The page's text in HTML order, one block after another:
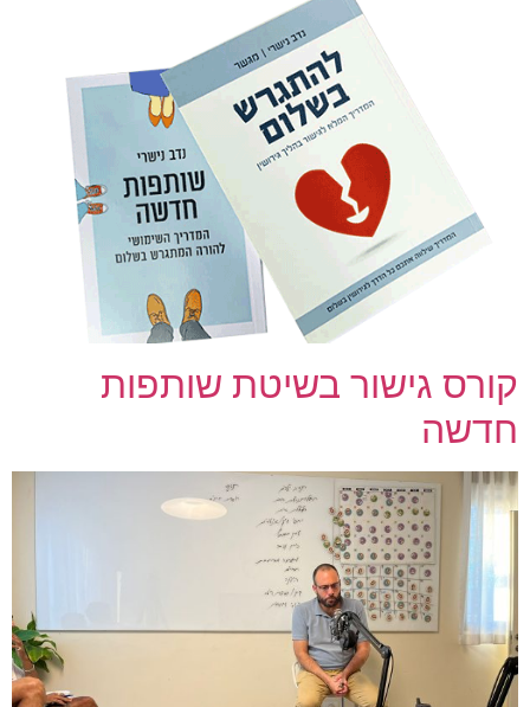
קורס גישור בשיטת שותפות
חדשה